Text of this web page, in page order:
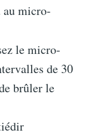
au micro-
le micro-
de 30
brûler le